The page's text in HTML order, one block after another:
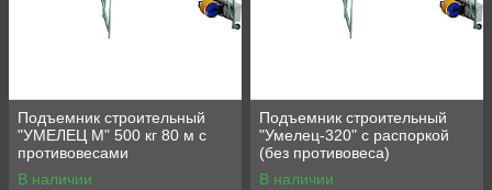
Подъемник строительный
"УМЕЛЕЦ М" 500 кг 80 м с
противовесами
В наличии
Подъемник строительный
"Умелец-320" с распоркой
(без противовеса)
В наличии